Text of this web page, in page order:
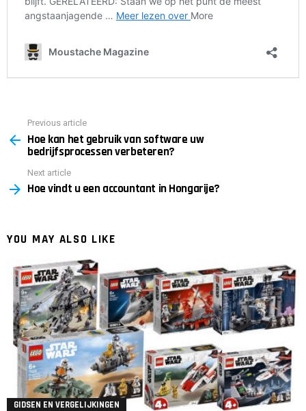
more
Previous article
Hoe kan het gebruik van software uw
bedrijfsprocessen verbeteren?
Next article
Hoe vindt u een accountant in Hongarije?
YOU MAY ALSO LIKE
GIDSEN EN VERGELIJKINGEN